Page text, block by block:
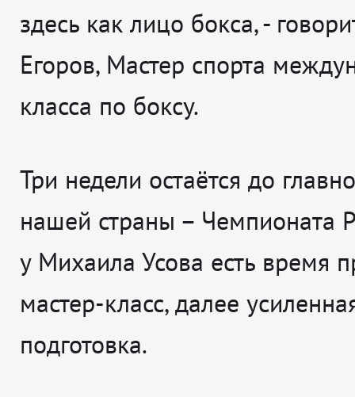
здесь как лицо бокса,-
Егоров, Мастер спорта
класса по боксу.
Три недели остаётся до
нашей страны – Чемпионата
у Михаила Усова есть время
мастер-класс, далее
подготовка.